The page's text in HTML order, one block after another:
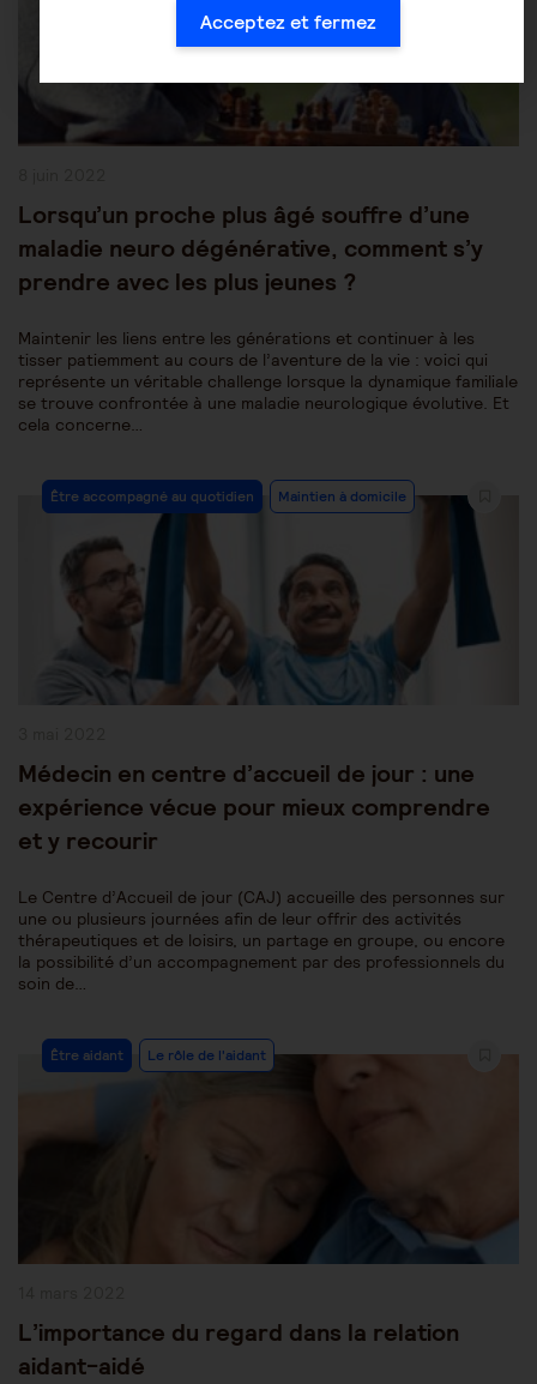
Lorsqu’un proche plus âgé souffre d’une
maladie neuro dégénérative, comment s’y
prendre avec les plus jeunes ?
Maintenir les liens entre les générations et continuer à les
tisser patiemment au cours de l’aventure de la vie : voici qui
représente un véritable challenge lorsque la dynamique familiale
se trouve confrontée à une maladie neurologique évolutive. Et
cela concerne…
Post
Category:
Être accompagné au quotidien Maintien à domicile
Médecin en centre d’accueil de jour : une
expérience vécue pour mieux comprendre
et y recourir
Le Centre d’Accueil de jour (CAJ) accueille des personnes sur
une ou plusieurs journées afin de leur offrir des activités
thérapeutiques et de loisirs, un partage en groupe, ou encore
la possibilité d’un accompagnement par des professionnels du
soin de…
Post
Category:
Être aidant Le rôle de l'aidant
L’importance du regard dans la relation
aidant-aidé
Acceptez et fermez